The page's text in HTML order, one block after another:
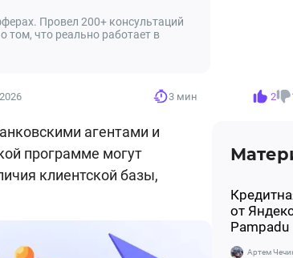
Провел 200+ консультаций
том, что реально работает в
3 мин 2
агентами и
программе могут
клиентской базы,
от
Pampadu
Артем